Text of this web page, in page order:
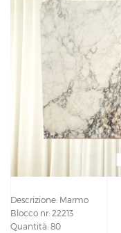
Descrizione: Marmo
Blocco nr: 22213
Quantità: 80